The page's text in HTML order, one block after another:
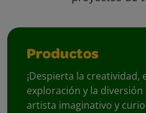
Productos
¡Despierta la creatividad,
exploración y la
artista imaginativo y